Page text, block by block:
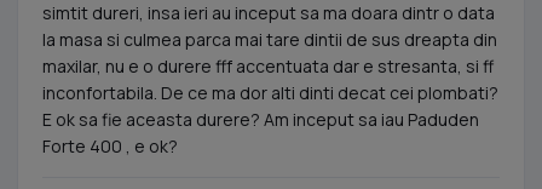
simtit dureri, insa ieri au inceput sa ma doara dintr o data
la masa si culmea parca mai tare dintii de sus dreapta din
maxilar, nu e o durere fff accentuata dar e stresanta, si ff
inconfortabila. De ce ma dor alti dinti decat cei plombati?
E ok sa fie aceasta durere? Am inceput sa iau Paduden
Forte 400 , e ok?